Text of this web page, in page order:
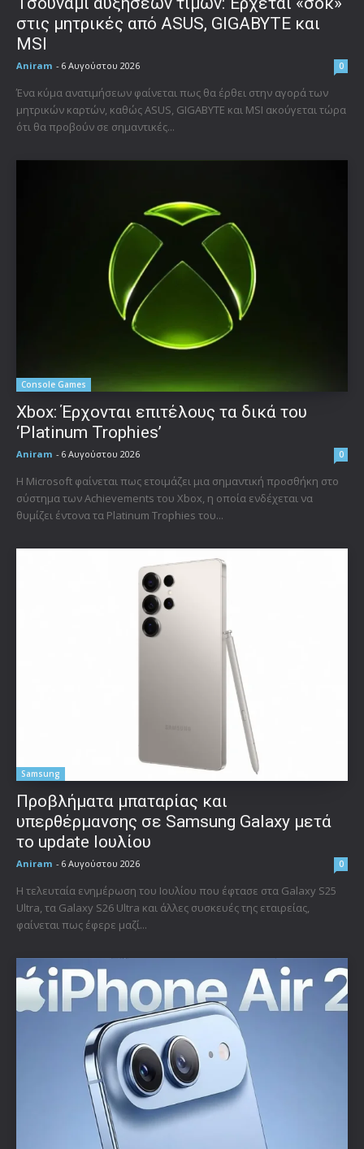
στις μητρικές από ASUS, GIGABYTE και
MSI
Aniram - 6 Αυγούστου 2026 0
Ένα κύμα ανατιμήσεων φαίνεται πως θα έρθει στην αγορά των
μητρικών καρτών, καθώς ASUS, GIGABYTE και MSI ακούγεται τώρα
ότι θα προβούν σε σημαντικές...
Console Games
Xbox: Έρχονται επιτέλους τα δικά του
‘Platinum Trophies’
Aniram - 6 Αυγούστου 2026 0
Η Microsoft φαίνεται πως ετοιμάζει μια σημαντική προσθήκη στο
σύστημα των Achievements του Xbox, η οποία ενδέχεται να
θυμίζει έντονα τα Platinum Trophies του...
Samsung
Προβλήματα μπαταρίας και
υπερθέρμανσης σε Samsung Galaxy μετά
το update Ιουλίου
Aniram - 6 Αυγούστου 2026 0
Η τελευταία ενημέρωση του Ιουλίου που έφτασε στα Galaxy S25
Ultra, τα Galaxy S26 Ultra και άλλες συσκευές της εταιρείας,
φαίνεται πως έφερε μαζί...